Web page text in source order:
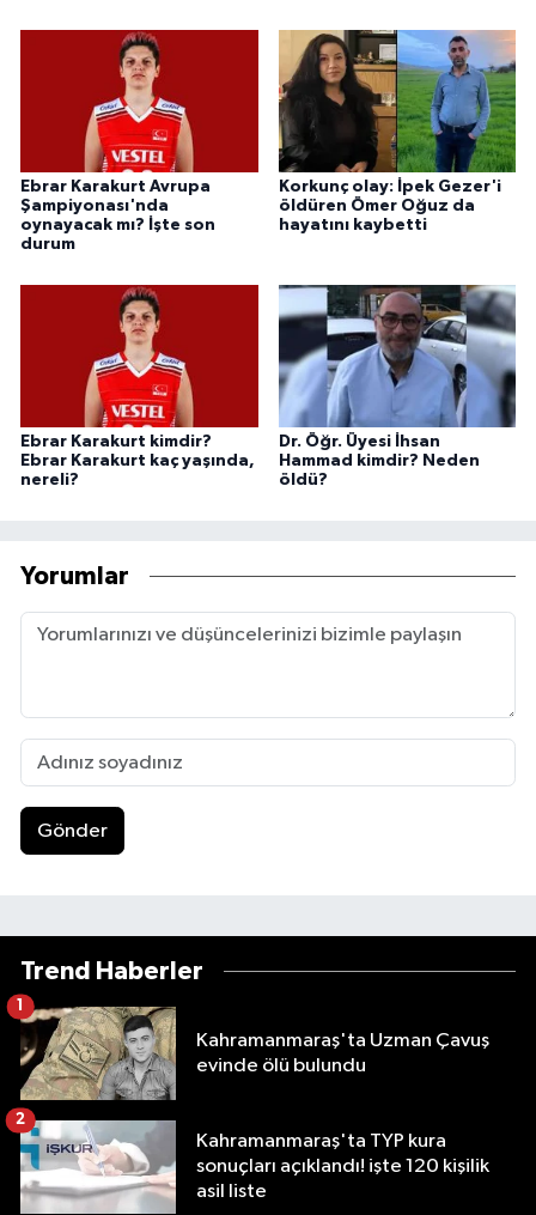
Ebrar Karakurt Avrupa
Şampiyonası'nda
oynayacak mı? İşte son
durum
Korkunç olay: İpek Gezer'i
öldüren Ömer Oğuz da
hayatını kaybetti
Ebrar Karakurt kimdir?
Ebrar Karakurt kaç yaşında,
nereli?
Dr. Öğr. Üyesi İhsan
Hammad kimdir? Neden
öldü?
Yorumlar
Gönder
Trend Haberler
Kahramanmaraş'ta Uzman Çavuş
evinde ölü bulundu
1
Kahramanmaraş'ta TYP kura
sonuçları açıklandı! işte 120 kişilik
asil liste
2